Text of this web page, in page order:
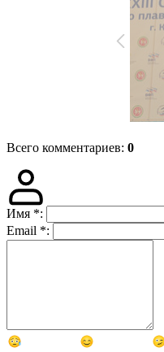
Всего комментариев: 0
Имя *:
Email *: